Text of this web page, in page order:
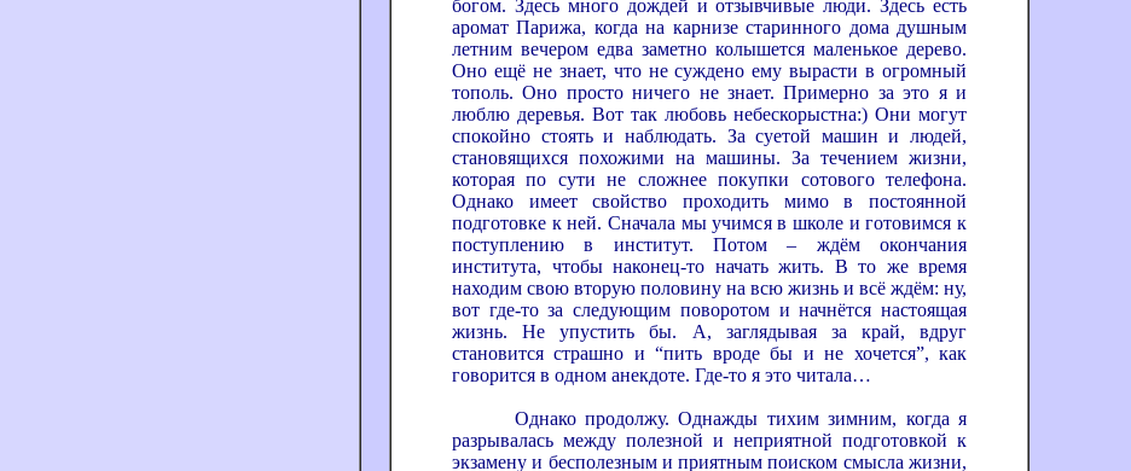
богом. Здесь много дождей и отзывчивые люди. Здесь есть
аромат Парижа, когда на карнизе старинного дома душным
летним вечером едва заметно колышется маленькое дерево.
Оно ещё не знает, что не суждено ему вырасти в огромный
тополь. Оно просто ничего не знает. Примерно за это я и
люблю деревья. Вот так любовь небескорыстна:) Они могут
спокойно стоять и наблюдать. За суетой машин и людей,
становящихся похожими на машины. За течением жизни,
которая по сути не сложнее покупки сотового телефона.
Однако имеет свойство проходить мимо в постоянной
подготовке к ней. Сначала мы учимся в школе и готовимся к
поступлению в институт. Потом – ждём окончания
института, чтобы наконец-то начать жить. В то же время
находим свою вторую половину на всю жизнь и всё ждём: ну,
вот где-то за следующим поворотом и начнётся настоящая
жизнь. Не упустить бы. А, заглядывая за край, вдруг
становится страшно и “пить вроде бы и не хочется”, как
говорится в одном анекдоте. Где-то я это читала…
Однако продолжу. Однажды тихим зимним, когда я
разрывалась между полезной и неприятной подготовкой к
экзамену и бесполезным и приятным поиском смысла жизни,